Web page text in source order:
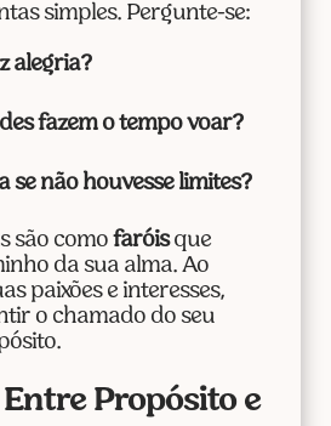
simples. Pergunte-se:
alegria?
fazem o tempo voar?
se não houvesse limites?
são como faróisque
da sua alma. Ao
paixões e interesses,
o chamado do seu
Propósito e